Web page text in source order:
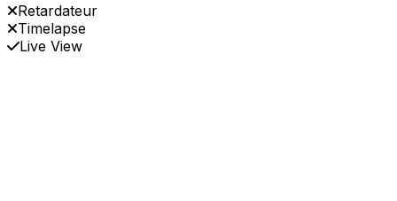
Retardateur
Timelapse
Live View